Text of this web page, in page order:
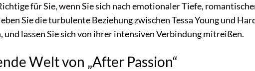
für Sie, wenn Sie sich nach emotionaler Tiefe,
Sie die turbulente Beziehung zwischen Tessa Young und
und lassen Sie sich von ihrer intensiven Verbindung mitreißen.
Welt von „After Passion“